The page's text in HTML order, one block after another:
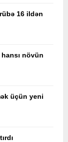
16 ildən
hansı növün
üçün yeni